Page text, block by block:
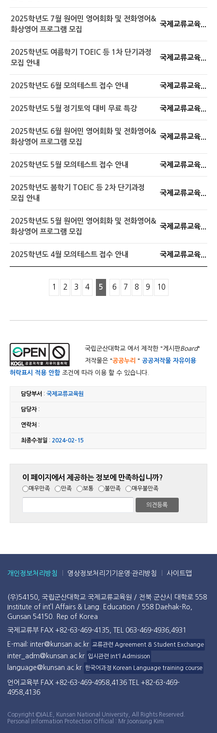
2025학년도 7월 원어민 영어회화 및 전화영어&
화상영어 프로그램 모집
국제교류교육...
2025학년도 여름학기 TOEIC 등 1차 단기과정
모집 안내
국제교류교육...
2025학년도 6월 모의테스트 접수 안내 국제교류교육...
2025학년도 5월 정기토익 대비 무료 특강 국제교류교육...
2025학년도 6월 원어민 영어회화 및 전화영어&
화상영어 프로그램 모집
국제교류교육...
2025학년도 5월 모의테스트 접수 안내 국제교류교육...
2025학년도 봄학기 TOEIC 등 2차 단기과정
모집 안내
국제교류교육...
2025학년도 5월 원어민 영어회화 및 전화영어&
화상영어 프로그램 모집
국제교류교육...
2025학년도 4월 모의테스트 접수 안내 국제교류교육...
1 2 3 4 5 6 7 8 9 10
국립군산대학교 에서 제작한 "게시판Board"
저작물은 "공공누리 " 공공저작물 자유이용
허락표시 적용 안함조건에 따라 이용 할 수 있습니다.
담당부서 :국제교류교육원
담당자:
연락처 :
최종수정일 : 2024-02-15
이 페이지에서 제공하는 정보에 만족하십니까?
매우만족 만족 보통 불만족 매우불만족
개인정보처리방침 영상정보처리기기운영·관리방침 사이트맵
(우)54150, 국립군산대학교 국제교류교육원 / 전북 군산시 대학로 558
Institute of int’l Affairs & Lang. Education / 558 Daehak-Ro,
Gunsan 54150. Rep of Korea
국제교류부 FAX +82-63-469-4135, TEL 063-469-4936,4931
E-mail: inter@kunsan.ac.kr 교류관련 Agreement & Student Exchange
inter_adm@kunsan.ac.kr 입시관련 Int'l Admisison
language@kunsan.ac.kr 한국어과정 Korean Language training course
언어교육부 FAX +82-63-469-4958,4136 TEL +82-63-469-
4958,4136
Copyright ©IALE, Kunsan National University, All Rights Reserved.
Personal Information Protection Official : Mr Joonsung Kim